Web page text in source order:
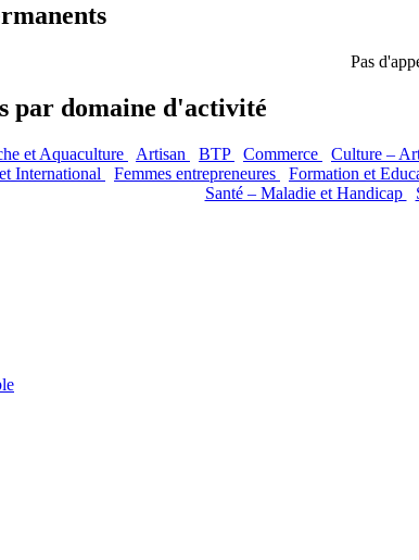
Pas
par domaine d'activité
et Aquaculture Artisan BTP Commerce Culture –
International Femmes entrepreneures Formation et
Santé – Maladie et Handicap